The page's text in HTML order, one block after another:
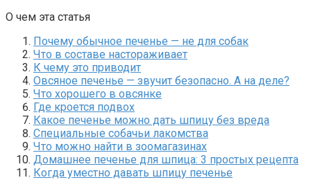
О чем эта статья
Почему обычное печенье — не для собак
Что в составе настораживает
К чему это приводит
Овсяное печенье — звучит безопасно. А на деле?
Что хорошего в овсянке
Где кроется подвох
Какое печенье можно дать шпицу без вреда
Специальные собачьи лакомства
Что можно найти в зоомагазинах
Домашнее печенье для шпица: 3 простых рецепта
Когда уместно давать шпицу печенье